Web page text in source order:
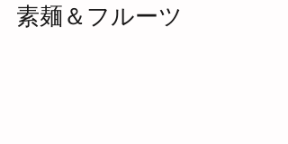
素麺＆フルーツ